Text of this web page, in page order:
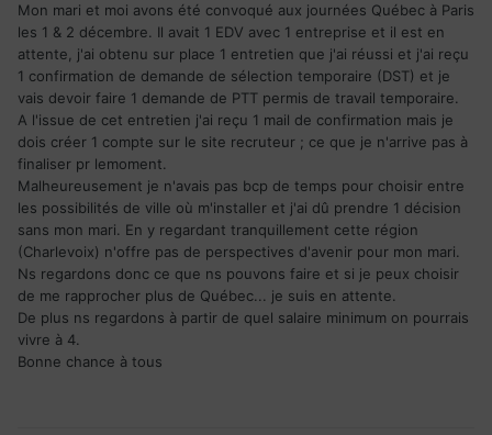
Mon mari et moi avons été convoqué aux journées Québec à Paris
les 1 & 2 décembre. Il avait 1 EDV avec 1 entreprise et il est en
attente, j'ai obtenu sur place 1 entretien que j'ai réussi et j'ai reçu
1 confirmation de demande de sélection temporaire (DST) et je
vais devoir faire 1 demande de PTT permis de travail temporaire.
A l'issue de cet entretien j'ai reçu 1 mail de confirmation mais je
dois créer 1 compte sur le site recruteur ; ce que je n'arrive pas à
finaliser pr lemoment.
Malheureusement je n'avais pas bcp de temps pour choisir entre
les possibilités de ville où m'installer et j'ai dû prendre 1 décision
sans mon mari. En y regardant tranquillement cette région
(Charlevoix) n'offre pas de perspectives d'avenir pour mon mari.
Ns regardons donc ce que ns pouvons faire et si je peux choisir
de me rapprocher plus de Québec... je suis en attente.
De plus ns regardons à partir de quel salaire minimum on pourrais
vivre à 4.
Bonne chance à tous